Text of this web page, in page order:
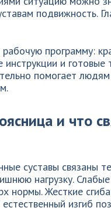
подвижность.
программу:
и
помогает
и что
суставы связаны
нагрузку.
нормы. Жесткие
изгиб